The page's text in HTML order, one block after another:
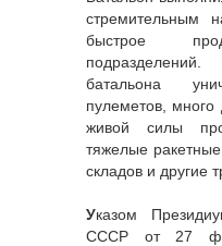
стремительным
быстрое
батальона
пулеметов, много
живой силы
тяжелые
складов и другие
Указом
СССР от 27